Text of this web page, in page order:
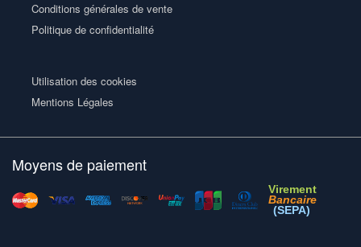
Conditions générales de vente
Politique de confidentialité
Utilisation des cookies
Mentions Légales
Moyens de paiement
Virement
Bancaire
(SEPA)